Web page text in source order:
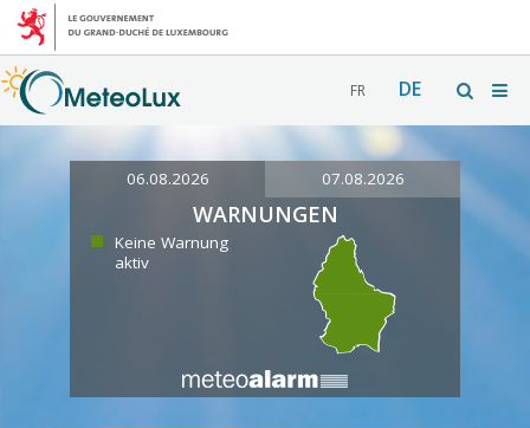
FR DE
06.08.2026 07.08.2026
WARNUNGEN
Keine Warnung
aktiv